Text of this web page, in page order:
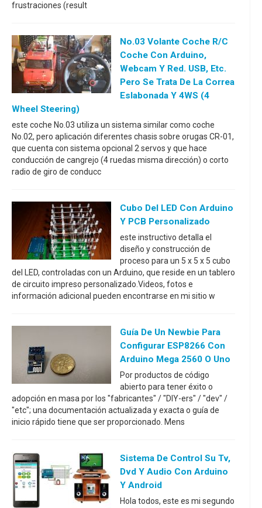
frustraciones (result
No.03 Volante Coche R/C
Coche Con Arduino,
Webcam Y Red. USB, Etc.
Pero Se Trata De La Correa
Eslabonada Y 4WS (4
Wheel Steering)
este coche No.03 utiliza un sistema similar como coche
No.02, pero aplicación diferentes chasis sobre orugas CR-01,
que cuenta con sistema opcional 2 servos y que hace
conducción de cangrejo (4 ruedas misma dirección) o corto
radio de giro de conducc
Cubo Del LED Con Arduino
Y PCB Personalizado
este instructivo detalla el
diseño y construcción de
proceso para un 5 x 5 x 5 cubo
del LED, controladas con un Arduino, que reside en un tablero
de circuito impreso personalizado.Videos, fotos e
información adicional pueden encontrarse en mi sitio w
Guía De Un Newbie Para
Configurar ESP8266 Con
Arduino Mega 2560 O Uno
Por productos de código
abierto para tener éxito o
adopción en masa por los "fabricantes" / "DIY-ers" / "dev" /
"etc"; una documentación actualizada y exacta o guía de
inicio rápido tiene que ser proporcionado. Mens
Sistema De Control Su Tv,
Dvd Y Audio Con Arduino
Y Android
Hola todos, este es mi segundo